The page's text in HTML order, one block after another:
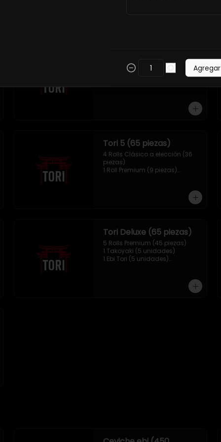
2 Roll Clásico a elección (18
1 Mix Gyozas (5 unidades)
Tori 5 (65 piezas)
4 Rolls Clásico a elección (36
piezas)
1 Roll Premium (9 piezas)
Tori Deluxe (65 piezas)
5 Rolls Premium (45 piezas)
1 Takoyaki (5 unidades)
1 Ebi Tori (5 unidades)
Agregar